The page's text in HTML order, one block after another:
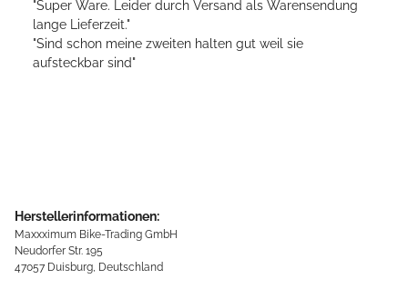
"Super Ware. Leider durch Versand als Warensendung
lange Lieferzeit."
"Sind schon meine zweiten halten gut weil sie
aufsteckbar sind"
Herstellerinformationen:
Maxxximum Bike-Trading GmbH
Neudorfer Str. 195
47057 Duisburg, Deutschland